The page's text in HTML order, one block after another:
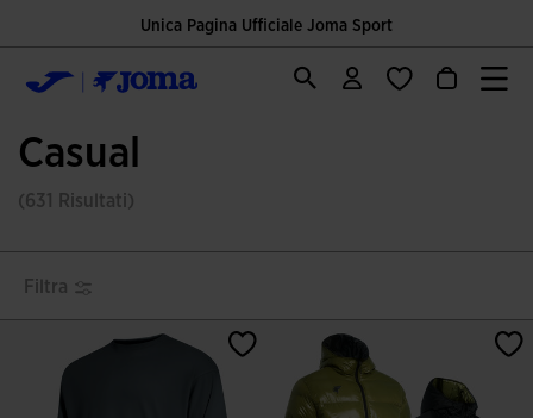
Unica Pagina Ufficiale Joma Sport
Casual
(631 Risultati)
Filtra